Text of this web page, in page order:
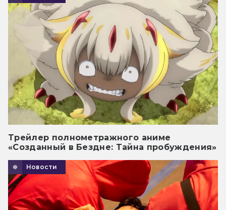
Трейлер полнометражного аниме
«Созданный в Бездне: Тайна пробуждения»
Новости